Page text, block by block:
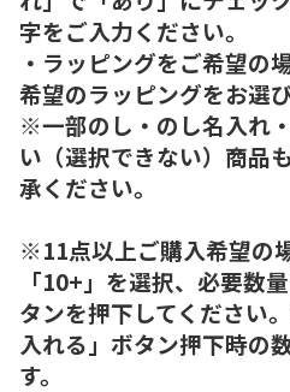
字をご入力ください。
・ラッピングをご希望の
希望のラッピングをお選
※一部のし・のし名入れ
い（選択できない）商品
承ください。
※11点以上ご購入希望の
「10+」を選択、必要数
タンを押下してください
入れる」ボタン押下時の
す。